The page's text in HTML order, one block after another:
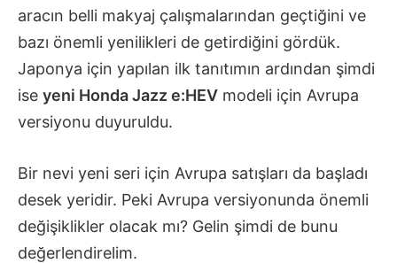
aracın belli makyaj çalışmalarından geçtiğini ve
bazı önemli yenilikleri de getirdiğini gördük.
Japonya için yapılan ilk tanıtımın ardından şimdi
ise yeni Honda Jazz e:HEV modeli için Avrupa
versiyonu duyuruldu.
Bir nevi yeni seri için Avrupa satışları da başladı
desek yeridir. Peki Avrupa versiyonunda önemli
değişiklikler olacak mı? Gelin şimdi de bunu
değerlendirelim.